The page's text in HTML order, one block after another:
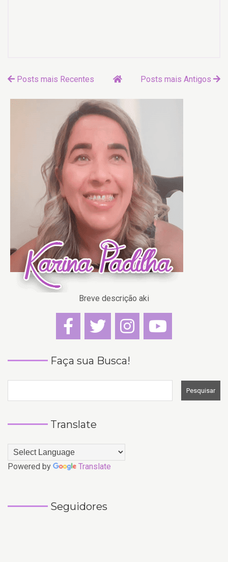
Posts mais Recentes Posts mais Antigos
Breve descrição aki
Faça sua Busca!
Translate
Powered by Translate
Seguidores